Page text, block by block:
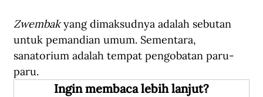
Zwembak yang dimaksudnya adalah sebutan
untuk pemandian umum. Sementara,
sanatorium adalah tempat pengobatan paru-
paru.
Ingin membaca lebih lanjut?